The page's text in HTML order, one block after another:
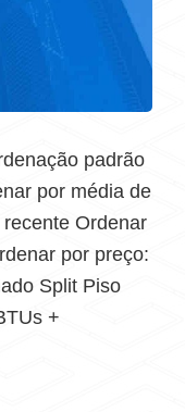
padrão
por média de
Ordenar
por preço:
Split Piso
+